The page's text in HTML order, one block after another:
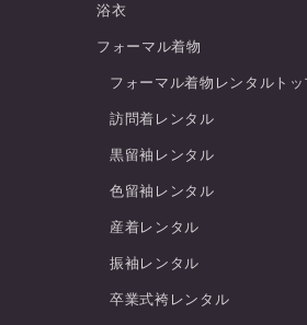
浴衣
フォーマル着物
フォーマル着物レンタルトッ
訪問着レンタル
黒留袖レンタル
色留袖レンタル
産着レンタル
振袖レンタル
卒業式袴レンタル